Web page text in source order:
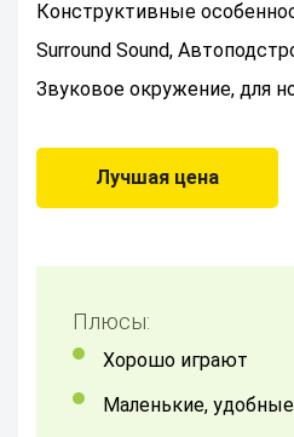
Конструктивные
Surround Sound,
Звуковое окружение, для
Лучшая цена
Плюсы:
Хорошо играют
Маленькие, удобные